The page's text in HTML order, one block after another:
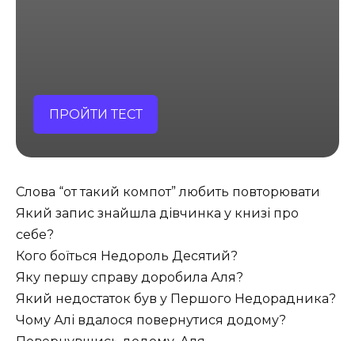
ПРОЙТИ ТЕСТ
Слова “от такий компот” любить повторювати
Який запис знайшла дівчинка у книзі про
себе?
Кого боїться Недороль Десятий?
Яку першу справу доробила Аля?
Який недостаток був у Першого Недорадника?
Чому Алі вдалося повернутися додому?